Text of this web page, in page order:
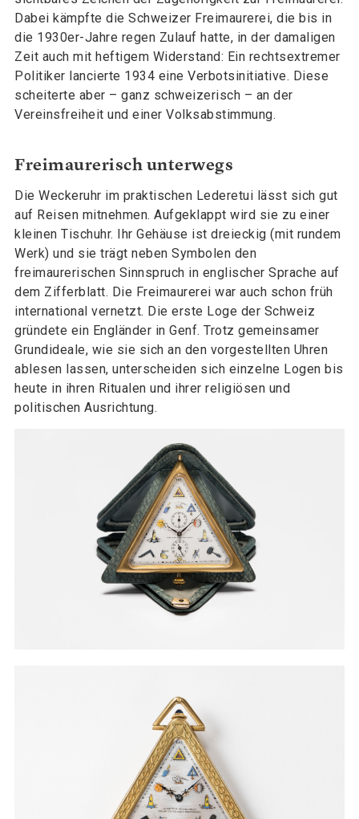
Dabei kämpfte die Schweizer Freimaurerei, die bis in
die 1930er-Jahre regen Zulauf hatte, in der damaligen
Zeit auch mit heftigem Widerstand: Ein rechtsextremer
Politiker lancierte 1934 eine Verbotsinitiative. Diese
scheiterte aber – ganz schweizerisch – an der
Vereinsfreiheit und einer Volksabstimmung.
Freimaurerisch unterwegs
Die Weckeruhr im praktischen Lederetui lässt sich gut
auf Reisen mitnehmen. Aufgeklappt wird sie zu einer
kleinen Tischuhr. Ihr Gehäuse ist dreieckig (mit rundem
Werk) und sie trägt neben Symbolen den
freimaurerischen Sinnspruch in englischer Sprache auf
dem Zifferblatt. Die Freimaurerei war auch schon früh
international vernetzt. Die erste Loge der Schweiz
gründete ein Engländer in Genf. Trotz gemeinsamer
Grundideale, wie sie sich an den vorgestellten Uhren
ablesen lassen, unterscheiden sich einzelne Logen bis
heute in ihren Ritualen und ihrer religiösen und
politischen Ausrichtung.